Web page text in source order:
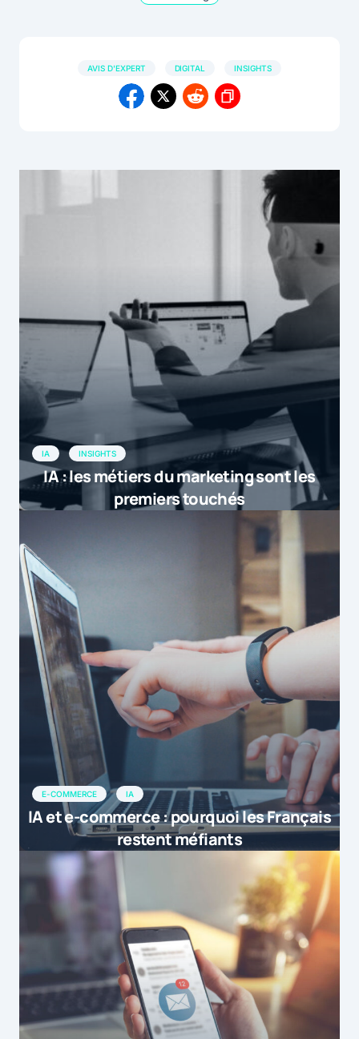
AVIS D'EXPERT DIGITAL INSIGHTS
IA INSIGHTS
IA : les métiers du marketing sont les
premiers touchés
E-COMMERCE IA
IA et e-commerce : pourquoi les Français
restent méfiants